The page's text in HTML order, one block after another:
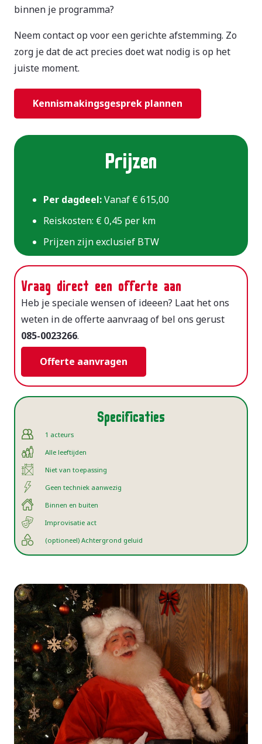
binnen je programma?
Neem contact op voor een gerichte afstemming. Zo
zorg je dat de act precies doet wat nodig is op het
juiste moment.
Kennismakingsgesprek plannen
Prijzen
Per dagdeel:Vanaf € 615,00
Reiskosten: € 0,45 per km
Prijzen zijn exclusief BTW
Vraag direct een offerte aan
Heb je speciale wensen of ideeen? Laat het ons
weten in de offerte aanvraag of bel ons gerust
085-0023266.
Offerte aanvragen
Specificaties
1 acteurs
Alle leeftijden
Niet van toepassing
Geen techniek aanwezig
Binnen en buiten
Improvisatie act
(optioneel) Achtergrond geluid